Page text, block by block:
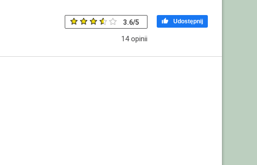
3.6/5
14opinii
 Udostępnij